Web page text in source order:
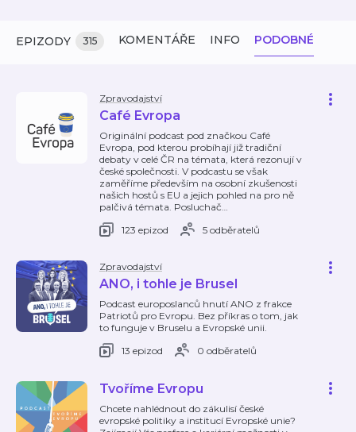
EPIZODY 315 KOMENTÁŘE INFO PODOBNÉ
Zpravodajství
Café Evropa
Originální podcast pod značkou Café
Evropa, pod kterou probíhají již tradiční
debaty v celé ČR na témata, která rezonují v
české společnosti. V podcastu se však
zaměříme především na osobní zkušenosti
našich hostů s EU a jejich pohled na pro ně
palčivá témata. Posluchač…
123 epizod
5 odběratelů
Zpravodajství
ANO, i tohle je Brusel
Podcast europoslanců hnutí ANO z frakce
Patriotů pro Evropu. Bez příkras o tom, jak
to funguje v Bruselu a Evropské unii.
13 epizod
0 odběratelů
Tvoříme Evropu
Chcete nahlédnout do zákulisí české
evropské politiky a institucí Evropské unie?